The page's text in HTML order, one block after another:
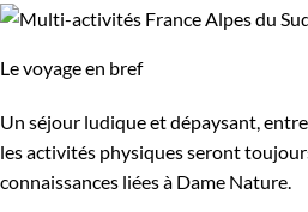
Le voyage en bref
Un séjour ludique et dépaysant,
les activités physiques seront
connaissances liées à Dame Nature.